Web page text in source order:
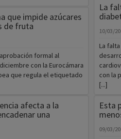
que impide azúcares
de fruta
formal al
con la Eurocámara
que regula el etiquetado
afecta a la
una
La
10/03/
La
con la
[...]
Esta
09/03/